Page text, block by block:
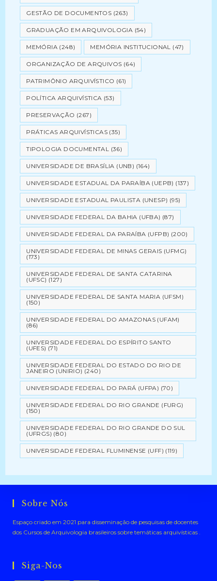
GESTÃO DE DOCUMENTOS (263)
GRADUAÇÃO EM ARQUIVOLOGIA (54)
MEMÓRIA (248) MEMÓRIA INSTITUCIONAL (47)
ORGANIZAÇÃO DE ARQUIVOS (64)
PATRIMÔNIO ARQUIVÍSTICO (61)
POLÍTICA ARQUIVÍSTICA (53)
PRESERVAÇÃO (267)
PRÁTICAS ARQUIVÍSTICAS (35)
TIPOLOGIA DOCUMENTAL (36)
UNIVERSIDADE DE BRASÍLIA (UNB) (164)
UNIVERSIDADE ESTADUAL DA PARAÍBA (UEPB) (137)
UNIVERSIDADE ESTADUAL PAULISTA (UNESP) (95)
UNIVERSIDADE FEDERAL DA BAHIA (UFBA) (87)
UNIVERSIDADE FEDERAL DA PARAÍBA (UFPB) (200)
UNIVERSIDADE FEDERAL DE MINAS GERAIS (UFMG)
(173)
UNIVERSIDADE FEDERAL DE SANTA CATARINA
(UFSC) (127)
UNIVERSIDADE FEDERAL DE SANTA MARIA (UFSM)
(150)
UNIVERSIDADE FEDERAL DO AMAZONAS (UFAM)
(86)
UNIVERSIDADE FEDERAL DO ESPÍRITO SANTO
(UFES) (71)
UNIVERSIDADE FEDERAL DO ESTADO DO RIO DE
JANEIRO (UNIRIO) (240)
UNIVERSIDADE FEDERAL DO PARÁ (UFPA) (70)
UNIVERSIDADE FEDERAL DO RIO GRANDE (FURG)
(150)
UNIVERSIDADE FEDERAL DO RIO GRANDE DO SUL
(UFRGS) (80)
UNIVERSIDADE FEDERAL FLUMINENSE (UFF) (119)
Sobre Nós
Espaço criado em 2021 para disseminação de pesquisas de docentes
dos Cursos de Arquivologia brasileiros sobre temáticas arquivísticas .
Siga-Nos